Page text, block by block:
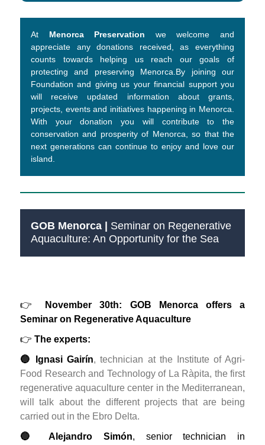
At Menorca Preservation we welcome and
appreciate any donations received, as everything
counts towards helping us reach our goals of
protecting and preserving Menorca.By joining our
Foundation and giving us your financial support you
will receive updated information about grants,
projects, events and initiatives happening in Menorca.
With your donation you will contribute to the
conservation and prosperity of Menorca, so that the
next generations can continue to enjoy and love our
island.
GOB Menorca | Seminar on Regenerative
Aquaculture: An Opportunity for the Sea
👉
November 30th: GOB Menorca offers a
Seminar on Regenerative Aquaculture
👉 The experts:
🔵 Ignasi Gairín, technician at the Institute of Agri-
Food Research and Technology of La Ràpita, the first
regenerative aquaculture center in the Mediterranean,
will talk about the different projects that are being
carried out in the Ebro Delta.
🔵 Alejandro Simón, senior technician in